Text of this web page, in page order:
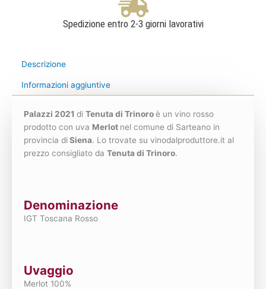
Spedizione entro 2-3 giorni lavorativi
Descrizione
Informazioni aggiuntive
Palazzi 2021 di Tenuta di Trinoroè un vino rosso
prodotto con uva Merlot nel comune di Sarteano in
provincia diSiena. Lo trovate su vinodalproduttore.it al
prezzo consigliato da Tenuta di Trinoro.
Denominazione
IGT Toscana Rosso
Uvaggio
Merlot 100%